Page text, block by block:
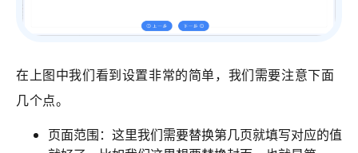
在上图中我们看到设置非常的简单，我们需要注意下面
几个点。
页面范围：这里我们需要替换第几页就填写对应的值